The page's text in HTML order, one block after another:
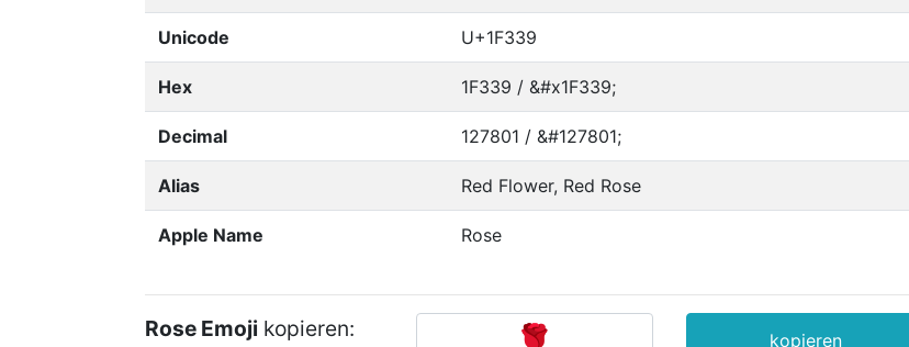
Unicode U+1F339
Hex 1F339 / &#x1F339;
Decimal 127801 / &#127801;
Alias Red Flower, Red Rose
Apple Name Rose
Rose Emoji kopieren: kopieren